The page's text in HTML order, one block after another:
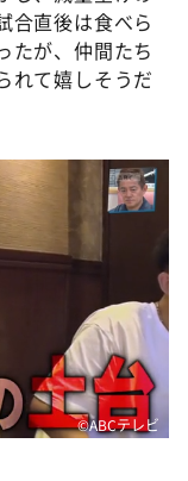
直後は食べら
たが、仲間たち
れて嬉しそうだ
©ABCテレビ